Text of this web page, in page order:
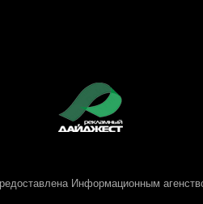
Информационным